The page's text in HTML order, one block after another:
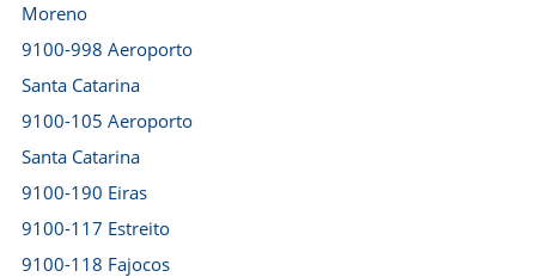
Moreno
9100-998 Aeroporto
Santa Catarina
9100-105 Aeroporto
Santa Catarina
9100-190 Eiras
9100-117 Estreito
9100-118 Fajocos